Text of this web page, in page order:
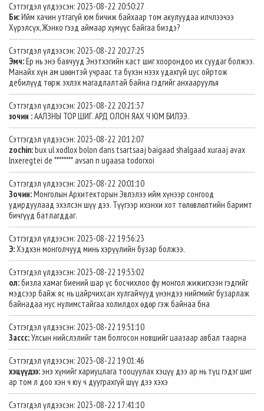
Сэтгэгдэл үлдээсэн: 2023-08-22 20:50:27
Би:Ийм хачин утгагүй юм бичиж байхаар том акулуудаа илчлээчээ
Хүрэлсүх, Жэнко гээд аймаар хүмүүс байгаа биздэ?
Сэтгэгдэл үлдээсэн: 2023-08-22 20:27:25
Эмч:Ер нь энэ баячууд Энэтхэгийн каст шиг хоорондоо их суудаг болжээ.
Манайх хүн ам цөөнтэй учраас та бүхэн нээх удахгүй цус ойртож
дебилүүд төрж эхлэх магадлалтай байна гэдгийг анхааруулъя
Сэтгэгдэл үлдээсэн: 2023-08-22 20:21:37
зочин :ААЛЗНЫ ТОР ШИГ. АРД ОЛОН ЯАХ Ч ЮМ БИЛЭЭ.
Сэтгэгдэл үлдээсэн: 2023-08-22 20:12:07
zochin:bux ul xodlox bolon dans tsartsaaj baigaad shalgaad xuraaj avax
lnxeregtei de ******** avsan n ugaasa todorxoi
Сэтгэгдэл үлдээсэн: 2023-08-22 20:01:10
Зочин:Монголын Архитекторын Эвлэлээ ийм хүнээр сонгоод
удирдуулаад эхэлсэн шүү дээ. Түүгээр ихэнхи хот төлөвлөлтийн баримт
бичгүүд батлагддаг.
Сэтгэгдэл үлдээсэн: 2023-08-22 19:56:23
Э:Хэдхэн монголчууд минь хэрүүлийн бузар болжээ.
Сэтгэгдэл үлдээсэн: 2023-08-22 19:53:02
ол:бизла хамаг биений шар үс босчихлоо фу монгол жижигхээн гэдгийг
мэдсээр байж яс нь цайрчихсан хулгайчууд үнэндээ нийгмийг бузарлаж
байнадаа нус нулимстайгаа холилдох өдөр гэж байнаа бна
Сэтгэгдэл үлдээсэн: 2023-08-22 19:51:10
Зассс:Улсын нийслэлийг там болгосон новшийг цаазаар авбал таарна
Сэтгэгдэл үлдээсэн: 2023-08-22 19:01:46
хэцүүдээ:энэ хүнийг хариуцлага тооцуулах хэцүү дээ ар нь түц гэдэг шиг
ар том л доо хэн ч юу ч дууграхгүй шүү дээ хэхэ
Сэтгэгдэл үлдээсэн: 2023-08-22 17:41:10